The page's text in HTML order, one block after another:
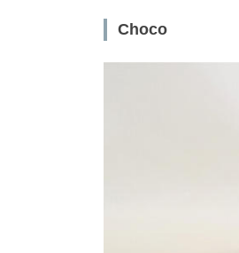
Choco